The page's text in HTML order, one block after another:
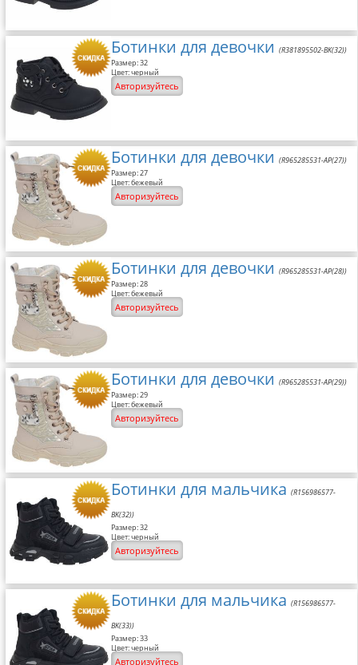
Ботинки для девочки (R381895502-BK(32))
Размер: 32
Цвет: черный
Авторизуйтесь
Ботинки для девочки (R965285531-AP(27))
Размер: 27
Цвет: бежевый
Авторизуйтесь
Ботинки для девочки (R965285531-AP(28))
Размер: 28
Цвет: бежевый
Авторизуйтесь
Ботинки для девочки (R965285531-AP(29))
Размер: 29
Цвет: бежевый
Авторизуйтесь
Ботинки для мальчика (R156986577-
BK(32))
Размер: 32
Цвет: черный
Авторизуйтесь
Ботинки для мальчика (R156986577-
BK(33))
Размер: 33
Цвет: черный
Авторизуйтесь